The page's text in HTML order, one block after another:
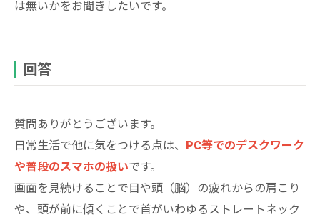
は無いかをお聞きしたいです。
回答
質問ありがとうございます。
日常生活で他に気をつける点は、 PC等でのデスクワーク
や普段のスマホの扱いです。
画面を見続けることで目や頭（脳）の疲れからの肩こり
や、頭が前に傾くことで首がいわゆるストレートネック